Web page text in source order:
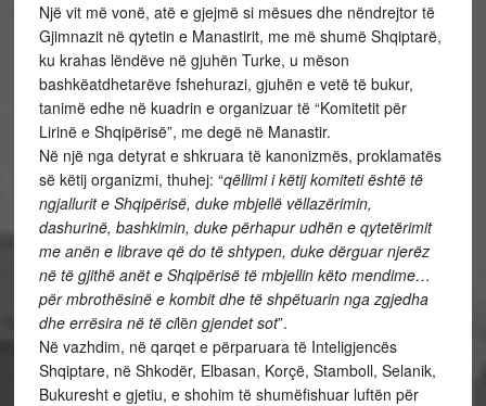
Një vit më vonë, atë e gjejmë si mësues dhe nëndrejtor të
Gjimnazit në qytetin e Manastirit, me më shumë Shqiptarë,
ku krahas lëndëve në gjuhën Turke, u mëson
bashkëatdhetarëve fshehurazi, gjuhën e vetë të bukur,
tanimë edhe në kuadrin e organizuar të “Komitetit për
Lirinë e Shqipërisë”, me degë në Manastir.
Në një nga detyrat e shkruara të kanonizmës, proklamatës
së këtij organizmi, thuhej: “qëllimi i këtij komiteti është të
ngjallurit e Shqipërisë, duke mbjellë vëllazërimin,
dashurinë, bashkimin, duke përhapur udhën e qytetërimit
me anën e librave që do të shtypen, duke dërguar njerëz
në të gjithë anët e Shqipërisë të mbjellin këto mendime…
për mbrothësinë e kombit dhe të shpëtuarin nga zgjedha
dhe errësira në të cilën gjendet sot”.
Në vazhdim, në qarqet e përparuara të Inteligjencës
Shqiptare, në Shkodër, Elbasan, Korçë, Stamboll, Selanik,
Bukuresht e gjetiu, e shohim të shumëfishuar luftën për